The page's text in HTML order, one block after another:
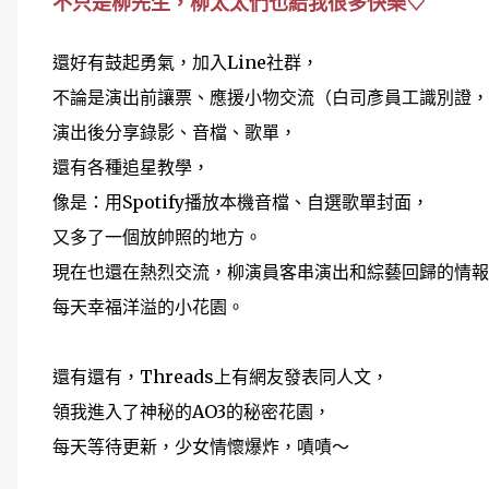
還好有鼓起勇氣，加入Line社群，
不論是演出前讓票、應援小物交流（白司彥員工識別證，
演出後分享錄影、音檔、歌單，
還有各種追星教學，
像是：用Spotify播放本機音檔、自選歌單封面，
又多了一個放帥照的地方。
現在也還在熱烈交流，柳演員客串演出和綜藝回歸的情報
每天幸福洋溢的小花園。
還有還有，Threads上有網友發表同人文，
領我進入了神秘的AO3的秘密花園，
每天等待更新，少女情懷爆炸，嘖嘖～